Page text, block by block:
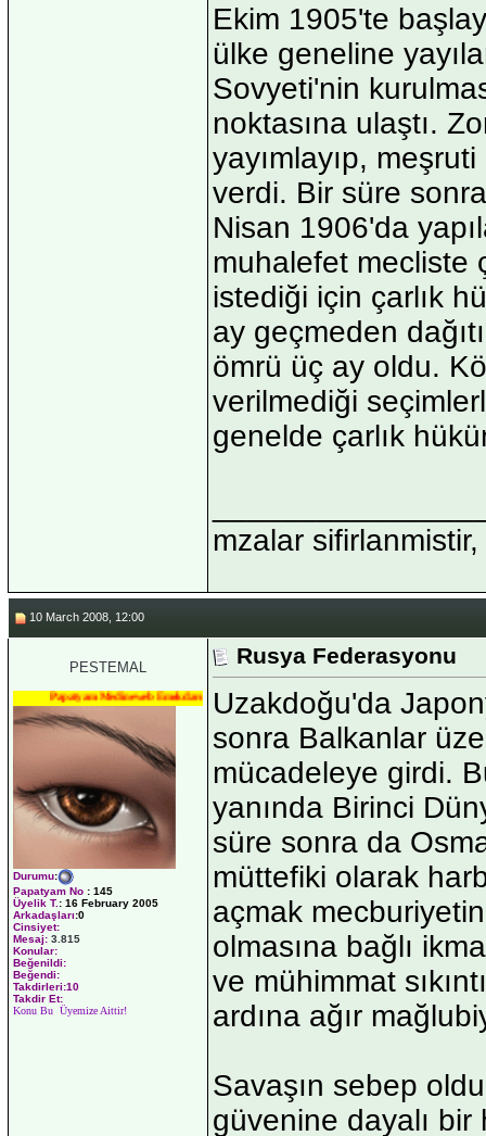
Ekim 1905'te
ülke geneline
Sovyeti'nin
noktasına ulaştı.
yayımlayıp,
verdi. Bir süre
Nisan 1906'da
muhalefet mecliste
istediği için çarlık
ay geçmeden
ömrü üç ay oldu.
verilmediği
genelde çarlık
mzalar
10 March 2008, 12:00
PESTEMAL
Papatyam Medineweb Emekdarı
Durumu:
Papatyam No : 145
Üyelik T.: 16 February 2005
Arkadaşları:0
Cinsiyet:
Mesaj: 3.815
Konular:
Beğenildi:
Beğendi:
Takdirleri:10
Takdir Et:
Konu Bu Üyemize Aittir!
Rusya Federasyonu
Uzakdoğu'da
sonra Balkanlar
mücadeleye girdi.
yanında Birinci
süre sonra da
müttefiki olarak
açmak
olmasına bağlı
ve mühimmat
ardına ağır
Savaşın sebep
güvenine dayalı bir